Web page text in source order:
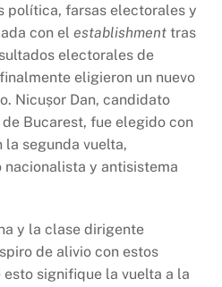
p
y
Li
n
k
política, farsas electorales y
con elestablishment tras
electorales de
eligieron un nuevo
Nicușor Dan, candidato
Bucarest, fue elegido con
la segunda vuelta,
y antisistema
y la clase dirigente
de alivio con estos
signifique la vuelta a la